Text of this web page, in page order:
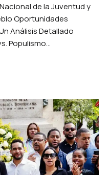
de la Juventud y
Oportunidades
Análisis Detallado
Populismo...